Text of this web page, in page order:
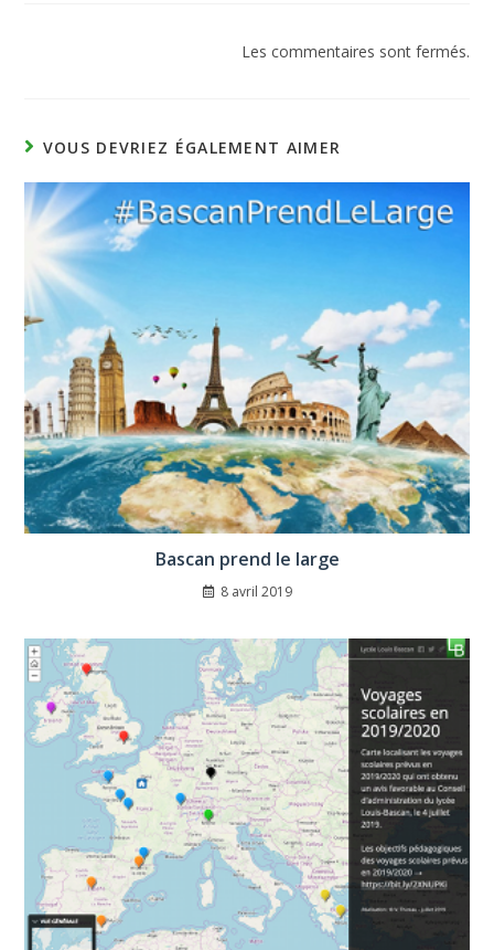
Les commentaires sont fermés.
VOUS DEVRIEZ ÉGALEMENT AIMER
Bascan prend le large
8 avril 2019